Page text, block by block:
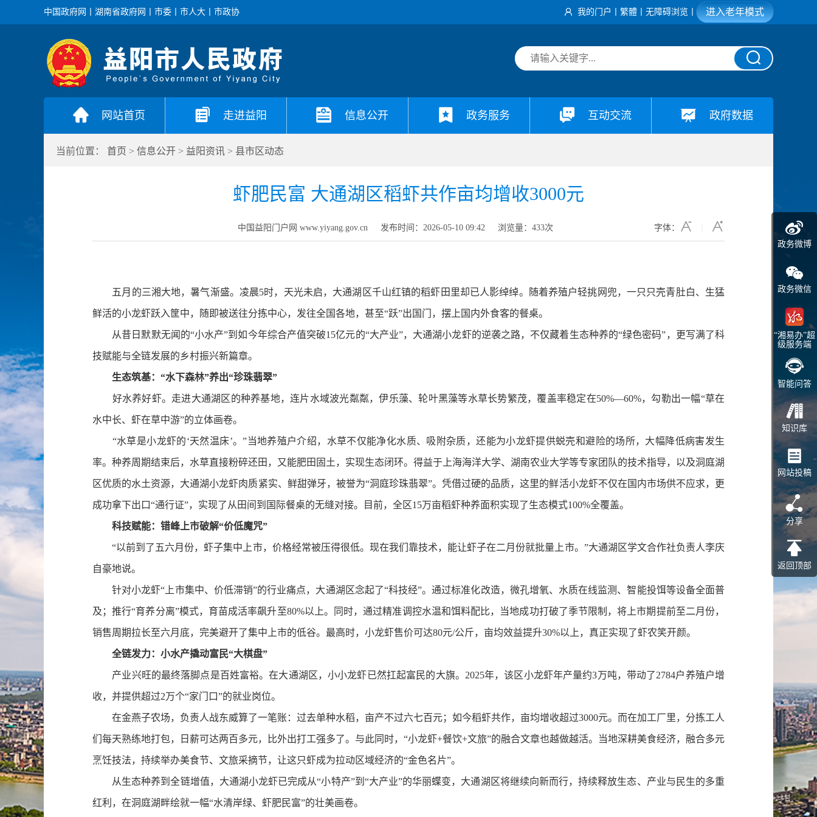
中国政府网 湖南省政府网 市委 市人大 市政协 我的门户 繁體 无障碍浏览 进入老年模式
网站首页 走进益阳 信息公开 政务服务 互动交流 政府数据
当前位置： 首页 > 信息公开 > 益阳资讯 > 县市区动态
虾肥民富 大通湖区稻虾共作亩均增收3000元
中国益阳门户网 www.yiyang.gov.cn 发布时间：2026-05-10 09:42 浏览量：433次 字体：
五月的三湘大地，暑气渐盛。凌晨5时，天光未启，大通湖区千山红镇的稻虾田里却已人影绰绰。随着养殖户轻挑网兜，一只只壳青肚白、生猛
鲜活的小龙虾跃入筐中，随即被送往分拣中心，发往全国各地，甚至“跃”出国门，摆上国内外食客的餐桌。
从昔日默默无闻的“小水产”到如今年综合产值突破15亿元的“大产业”，大通湖小龙虾的逆袭之路，不仅藏着生态种养的“绿色密码”，更写满了科
技赋能与全链发展的乡村振兴新篇章。
生态筑基：“水下森林”养出“珍珠翡翠”
好水养好虾。走进大通湖区的种养基地，连片水域波光粼粼，伊乐藻、轮叶黑藻等水草长势繁茂，覆盖率稳定在50%—60%，勾勒出一幅“草在
水中长、虾在草中游”的立体画卷。
“水草是小龙虾的‘天然温床’。”当地养殖户介绍，水草不仅能净化水质、吸附杂质，还能为小龙虾提供蜕壳和避险的场所，大幅降低病害发生
率。种养周期结束后，水草直接粉碎还田，又能肥田固土，实现生态闭环。得益于上海海洋大学、湖南农业大学等专家团队的技术指导，以及洞庭湖
区优质的水土资源，大通湖小龙虾肉质紧实、鲜甜弹牙，被誉为“洞庭珍珠翡翠”。凭借过硬的品质，这里的鲜活小龙虾不仅在国内市场供不应求，更
成功拿下出口“通行证”，实现了从田间到国际餐桌的无缝对接。目前，全区15万亩稻虾种养面积实现了生态模式100%全覆盖。
科技赋能：错峰上市破解“价低魔咒”
“以前到了五六月份，虾子集中上市，价格经常被压得很低。现在我们靠技术，能让虾子在二月份就批量上市。”大通湖区学文合作社负责人李庆
自豪地说。
针对小龙虾“上市集中、价低滞销”的行业痛点，大通湖区念起了“科技经”。通过标准化改造，微孔增氧、水质在线监测、智能投饵等设备全面普
及；推行“育养分离”模式，育苗成活率飙升至80%以上。同时，通过精准调控水温和饵料配比，当地成功打破了季节限制，将上市期提前至二月份，
销售周期拉长至六月底，完美避开了集中上市的低谷。最高时，小龙虾售价可达80元/公斤，亩均效益提升30%以上，真正实现了虾农笑开颜。
全链发力：小水产撬动富民“大棋盘”
产业兴旺的最终落脚点是百姓富裕。在大通湖区，小小龙虾已然扛起富民的大旗。2025年，该区小龙虾年产量约3万吨，带动了2784户养殖户增
收，并提供超过2万个“家门口”的就业岗位。
在金燕子农场，负责人战东威算了一笔账：过去单种水稻，亩产不过六七百元；如今稻虾共作，亩均增收超过3000元。而在加工厂里，分拣工人
们每天熟练地打包，日薪可达两百多元，比外出打工强多了。与此同时，“小龙虾+餐饮+文旅”的融合文章也越做越活。当地深耕美食经济，融合多元
烹饪技法，持续举办美食节、文旅采摘节，让这只虾成为拉动区域经济的“金色名片”。
从生态种养到全链增值，大通湖小龙虾已完成从“小特产”到“大产业”的华丽蝶变，大通湖区将继续向新而行，持续释放生态、产业与民生的多重
红利，在洞庭湖畔绘就一幅“水清岸绿、虾肥民富”的壮美画卷。
政务微博
政务微信
“湘易办”超
级服务端
智能问答
知识库
网站投稿
分享
返回顶部